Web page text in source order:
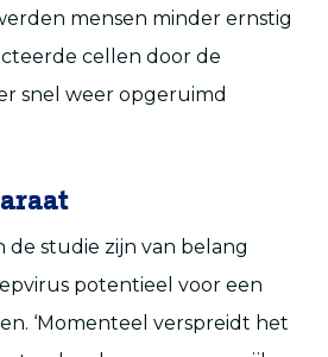
mensen minder ernstig
cellen door de
snel weer opgeruimd
de studie zijn van belang
potentieel voor een
‘Momenteel verspreidt het